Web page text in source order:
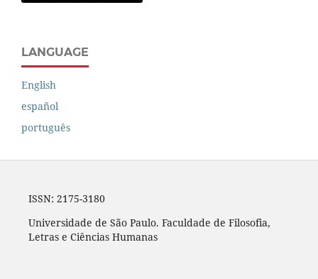
LANGUAGE
English
español
português
ISSN: 2175-3180
Universidade de São Paulo. Faculdade de Filosofia,
Letras e Ciências Humanas